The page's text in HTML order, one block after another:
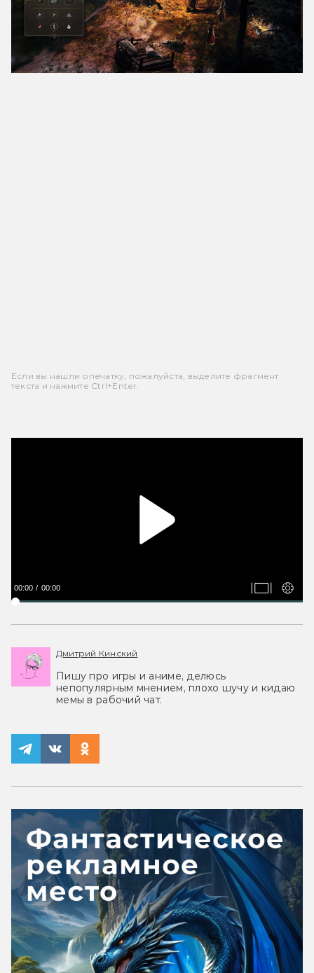
Если вы нашли опечатку, пожалуйста, выделите фрагмент
текста и нажмите Ctrl+Enter.
00:00 00:00
Дмитрий Кинский
Пишу про игры и аниме, делюсь
непопулярным мнением, плохо шучу и кидаю
мемы в рабочий чат.